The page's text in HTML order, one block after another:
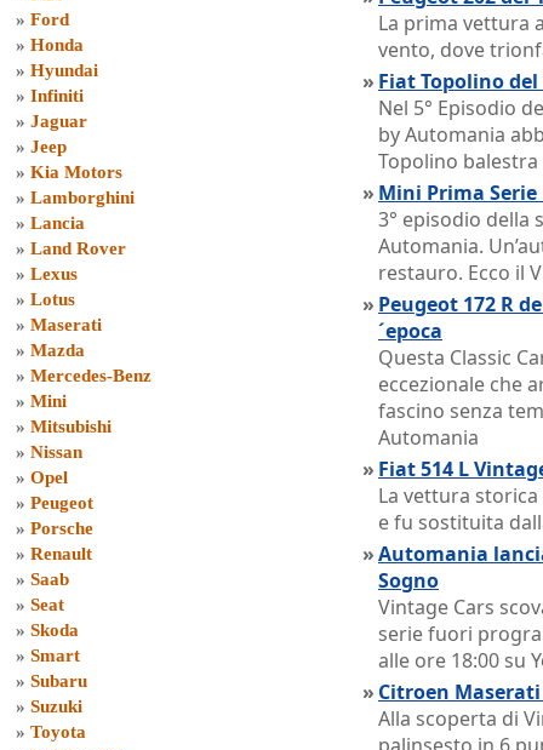
» Ford
» Honda
» Hyundai
» Infiniti
» Jaguar
» Jeep
» Kia Motors
» Lamborghini
» Lancia
» Land Rover
» Lexus
» Lotus
» Maserati
» Mazda
» Mercedes-Benz
» Mini
» Mitsubishi
» Nissan
» Opel
» Peugeot
» Porsche
» Renault
» Saab
» Seat
» Skoda
» Smart
» Subaru
» Suzuki
» Toyota
La prima vettura
vento, dove
» Fiat Topolino
Nel 5° Episodio
by Automania
Topolino balestra
» Mini Prima
3° episodio della
Automania.
restauro. Ecco il
» Peugeot 172 R
´epoca
Questa Classic
eccezionale che
fascino senza
Automania
» Fiat 514 L
La vettura
e fu sostituita
»Automania
Sogno
Vintage Cars
serie fuori
alle ore 18:00 su
» Citroen
Alla scoperta di